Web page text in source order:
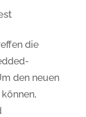
die
den neuen